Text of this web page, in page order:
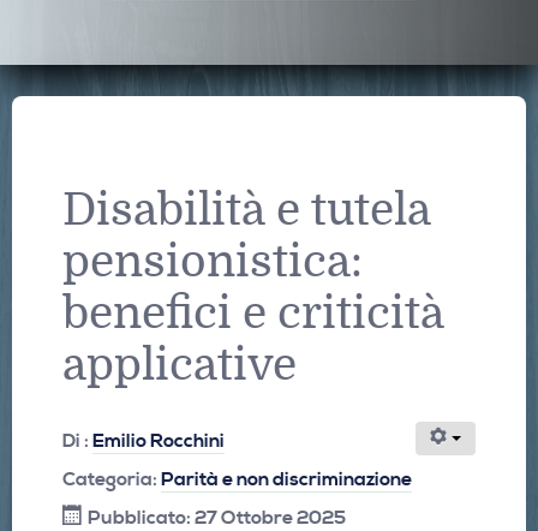
Disabilità e tutela
pensionistica:
benefici e criticità
applicative
Di : Emilio Rocchini
Categoria: Parità e non discriminazione
Pubblicato: 27 Ottobre 2025